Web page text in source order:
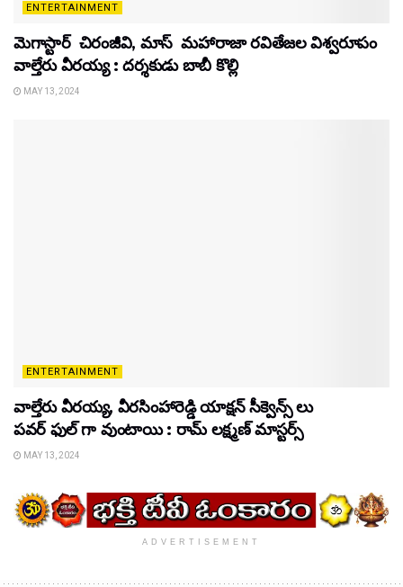
ENTERTAINMENT
మెగాస్టార్ చిరంజీవి, మాస్ మహారాజా రవితేజల విశ్వరూపం
వాల్తేరు వీరయ్య : దర్శకుడు బాబీ కొల్లి
MAY 13, 2024
ENTERTAINMENT
వాల్తేరు వీరయ్య, వీరసింహారెడ్డి యాక్షన్ సీక్వెన్స్ లు
పవర్ ఫుల్ గా వుంటాయి : రామ్ లక్ష్మణ్ మాస్టర్స్
MAY 13, 2024
ADVERTISEMENT